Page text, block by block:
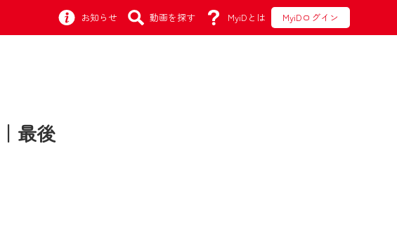
お知らせ 動画を探す MyiDとは MyiDログイン
｜最後
す！